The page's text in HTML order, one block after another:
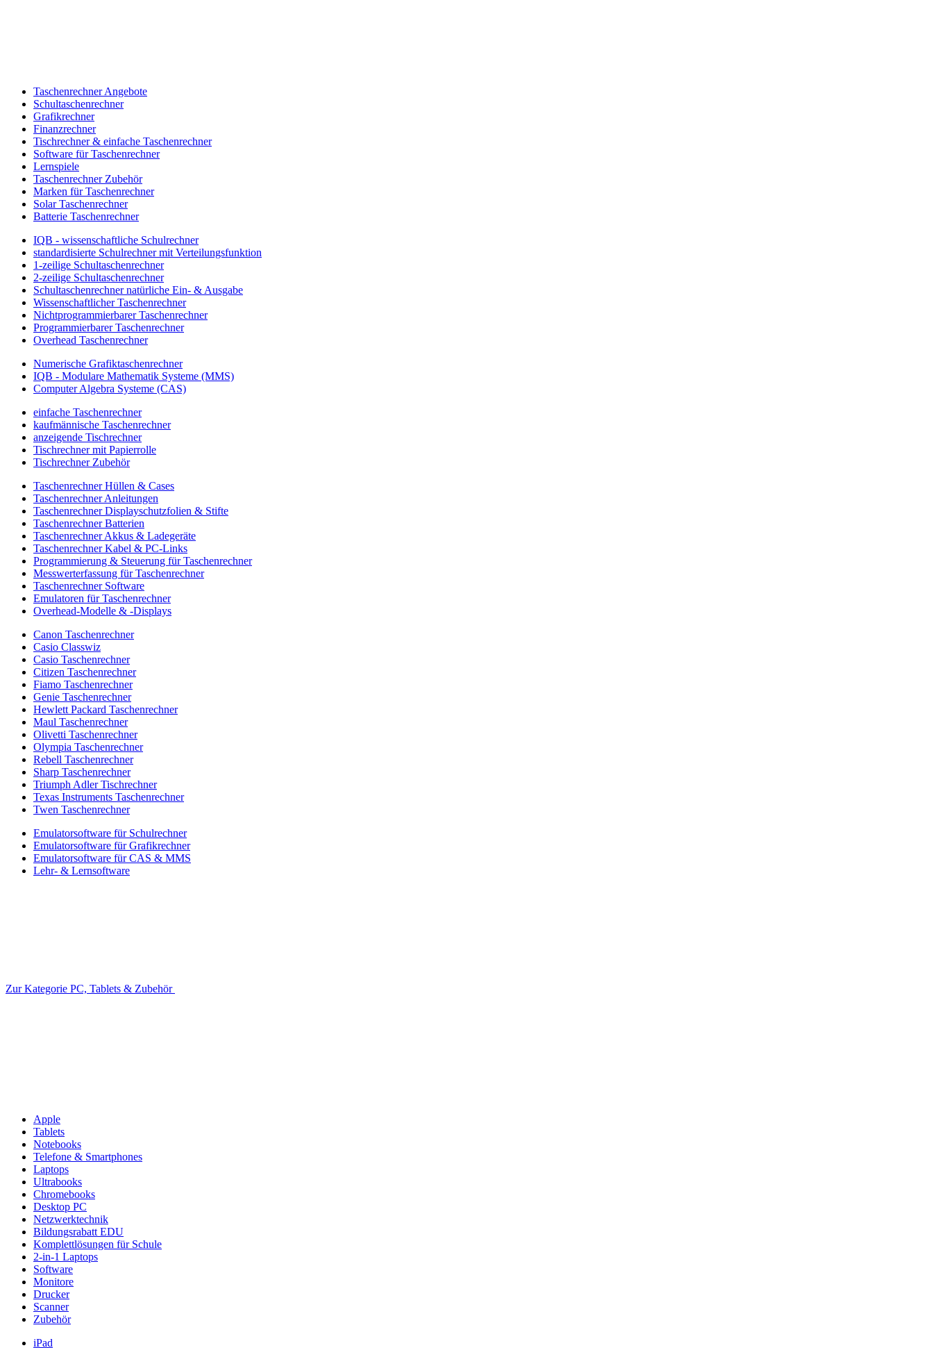
Taschenrechner Angebote
Schultaschenrechner
Grafikrechner
Finanzrechner
Tischrechner & einfache Taschenrechner
Software für Taschenrechner
Lernspiele
Taschenrechner Zubehör
Marken für Taschenrechner
Solar Taschenrechner
Batterie Taschenrechner
IQB - wissenschaftliche Schulrechner
standardisierte Schulrechner mit Verteilungsfunktion
1-zeilige Schultaschenrechner
2-zeilige Schultaschenrechner
Schultaschenrechner natürliche Ein- & Ausgabe
Wissenschaftlicher Taschenrechner
Nichtprogrammierbarer Taschenrechner
Programmierbarer Taschenrechner
Overhead Taschenrechner
Numerische Grafiktaschenrechner
IQB - Modulare Mathematik Systeme (MMS)
Computer Algebra Systeme (CAS)
einfache Taschenrechner
kaufmännische Taschenrechner
anzeigende Tischrechner
Tischrechner mit Papierrolle
Tischrechner Zubehör
Taschenrechner Hüllen & Cases
Taschenrechner Anleitungen
Taschenrechner Displayschutzfolien & Stifte
Taschenrechner Batterien
Taschenrechner Akkus & Ladegeräte
Taschenrechner Kabel & PC-Links
Programmierung & Steuerung für Taschenrechner
Messwerterfassung für Taschenrechner
Taschenrechner Software
Emulatoren für Taschenrechner
Overhead-Modelle & -Displays
Canon Taschenrechner
Casio Classwiz
Casio Taschenrechner
Citizen Taschenrechner
Fiamo Taschenrechner
Genie Taschenrechner
Hewlett Packard Taschenrechner
Maul Taschenrechner
Olivetti Taschenrechner
Olympia Taschenrechner
Rebell Taschenrechner
Sharp Taschenrechner
Triumph Adler Tischrechner
Texas Instruments Taschenrechner
Twen Taschenrechner
Emulatorsoftware für Schulrechner
Emulatorsoftware für Grafikrechner
Emulatorsoftware für CAS & MMS
Lehr- & Lernsoftware
Zur Kategorie PC, Tablets & Zubehör
Apple
Tablets
Notebooks
Telefone & Smartphones
Laptops
Ultrabooks
Chromebooks
Desktop PC
Netzwerktechnik
Bildungsrabatt EDU
Komplettlösungen für Schule
2-in-1 Laptops
Software
Monitore
Drucker
Scanner
Zubehör
iPad